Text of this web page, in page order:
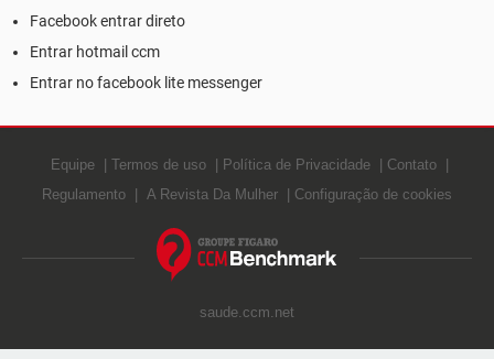
Facebook entrar direto
Entrar hotmail ccm
Entrar no facebook lite messenger
Equipe Termos de uso Política de Privacidade
Contato
Regulamento
A Revista Da Mulher Configuração de cookies
saude.ccm.net